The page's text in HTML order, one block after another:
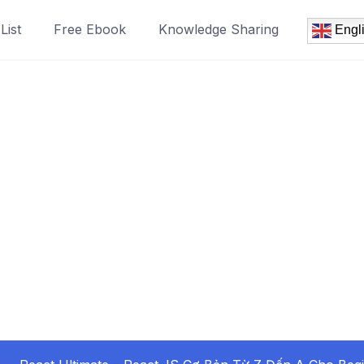
Free Ebook Knowledge Sharing